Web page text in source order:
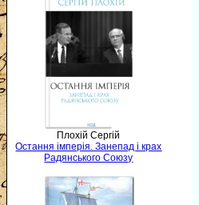
Плохій Сергій
Остання імперія. Занепад і крах
Радянського Союзу